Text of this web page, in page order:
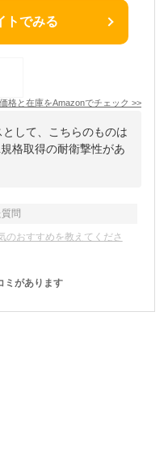
トでみる
価格と在庫をAmazonでチェック >>
して、こちらのものは
格取得の耐衛撃性があ
問
のおすすめを教えてくださ
ミがあります